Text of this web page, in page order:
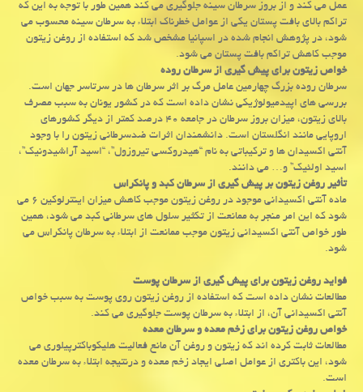
عمل می کند و از بروز سرطان سینه جلوگیری می کند همین طور با توجه به این که
تراکم بالای بافت پستان یکی از عوامل خطرناک ابتلاء به سرطان سینه محسوب می
شود، در پژوهش انجام شده در اسپانیا مشخص شد که استفاده از روغن زیتون
موجب کاهش تراکم بافت پستان می شود.
خواص زیتون برای پیش گیری از سرطان روده
سرطان روده بزرگ چهارمین عامل مرگ بر اثر سرطان ها در سرتاسر جهان است.
بررسی های اپیدمیولوژیکی نشان داده است که در کشور یونان به سبب مصرف
بالای زیتون، میزان بروز سرطان در جامعه ۴۰ درصد کمتر از دیگر کشورهای
اروپایی مانند انگلستان است. دانشمندان اثرات ضدسرطانی زیتون را با وجود
آنتی اکسیدان ها و ترکیباتی به نام “هیدروکسی تیروزول”، “اسید آراشیدونیک”،
اسید اولئیک” و… می دانند.
تأثیر روغن زیتون بر پیش گیری از سرطان کبد و پانکراس
ماده آنتی اکسیدانی موجود در روغن زیتون موجب کاهش میزان اینترلوکین ۶ می
شود که این امر منجر به ممانعت از تکثیر سلول های سرطانی کبد می شود، همین
طور خواص آنتی اکسیدانی زیتون موجب ممانعت از ابتلاء به سرطان پانکراس می
شود.
فواید روغن زیتون برای پیش گیری از سرطان پوست
مطالعات نشان داده است که استفاده از روغن زیتون روی پوست به سبب خواص
آنتی اکسیدانی آن، از ابتلاء به سرطان پوست جلوگیری می کند.
خواص روغن زیتون برای زخم معده و سرطان معده
مطالعات ثابت کرده اند که زیتون و روغن آن مانع فعالیت هلیکوباکترپیلوری می
شود، این باکتری از عوامل اصلی ایجاد زخم معده و درنتیجه ابتلاء به سرطان معده
است.